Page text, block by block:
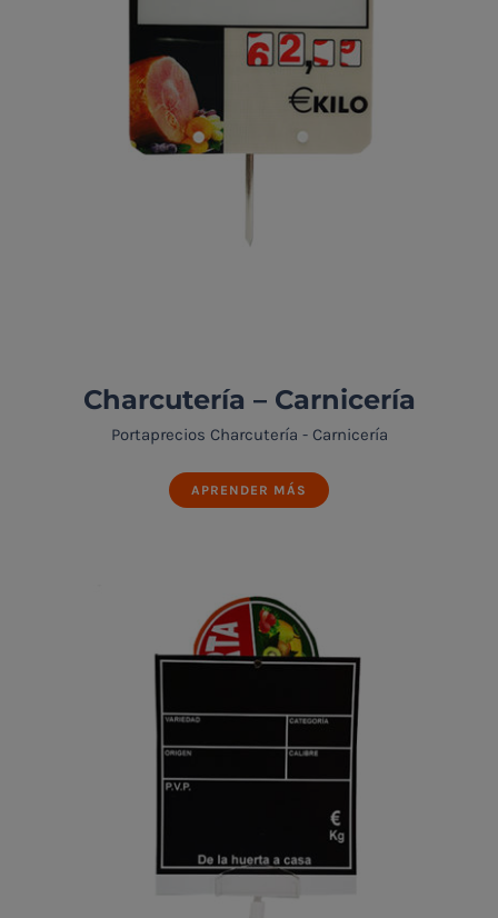
Charcutería – Carnicería
Charcutería – Carnicería
Portaprecios Charcutería - Carnicería
APRENDER MÁS